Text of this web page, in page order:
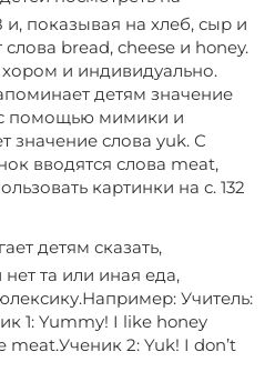
и, показывая на хлеб, сыр и
bread, cheese и honey.
и индивидуально.
детям значение
помощью мимики и
значение слова yuk. С
вводятся слова meat,
картинки на с. 132
детям сказать,
та или иная еда,
Учитель:
1: Yummy! I like honey
meat.Ученик 2: Yuk! I don’t